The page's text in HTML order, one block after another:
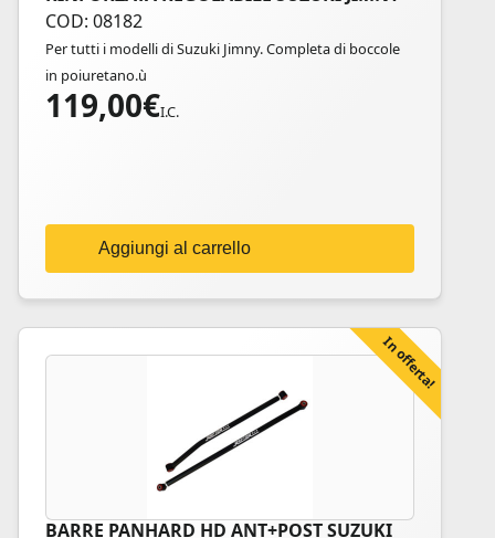
COD: 08182
Per tutti i modelli di Suzuki Jimny. Completa di boccole
in poiuretano.ù
119,00€I.C.
Aggiungi al carrello
In offerta!
BARRE PANHARD HD ANT+POST SUZUKI